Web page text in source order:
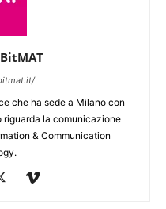
che ha sede a Milano con
riguarda la comunicazione
& Communication